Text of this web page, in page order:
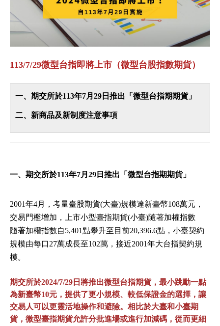
113/7/29微型台指即將上市（微型台股指數期貨）
一、期交所於113年7月29日推出「微型台指期期貨」
二、新商品及新制度注意事項
一、期交所於113年7月29日推出「微型台指期期貨」
2001年4月，考量臺股期貨(大臺)規模達新臺幣108萬元，
交易門檻增加，上市小型臺指期貨(小臺)隨著加權指數
隨著加權指數自5,401點攀升至目前20,396.6點，小臺契約
規模由每口27萬成長至102萬，接近2001年大台指契約規
模。
期交所於2024/7/29日將推出微型台指期貨，最小跳動一點
為新臺幣10元，提供了更小規模、較低保證金的選擇，讓
交易人可以更靈活地操作和避險。相比於大臺和小臺期
貨，微型臺指期貨允許分批進場或進行加減碼，從而更細